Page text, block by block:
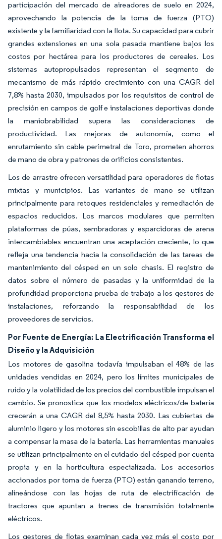
participación del mercado de aireadores de suelo en 2024,
aprovechando la potencia de la toma de fuerza (PTO)
existente y la familiaridad con la flota. Su capacidad para cubrir
grandes extensiones en una sola pasada mantiene bajos los
costos por hectárea para los productores de cereales. Los
sistemas autopropulsados representan el segmento de
mecanismo de más rápido crecimiento con una CAGR del
7,8% hasta 2030, impulsados por los requisitos de control de
precisión en campos de golf e instalaciones deportivas donde
la maniobrabilidad supera las consideraciones de
productividad. Las mejoras de autonomía, como el
enrutamiento sin cable perimetral de Toro, prometen ahorros
de mano de obra y patrones de orificios consistentes.
Los de arrastre ofrecen versatilidad para operadores de flotas
mixtas y municipios. Las variantes de mano se utilizan
principalmente para retoques residenciales y remediación de
espacios reducidos. Los marcos modulares que permiten
plataformas de púas, sembradoras y esparcidoras de arena
intercambiables encuentran una aceptación creciente, lo que
refleja una tendencia hacia la consolidación de las tareas de
mantenimiento del césped en un solo chasis. El registro de
datos sobre el número de pasadas y la uniformidad de la
profundidad proporciona prueba de trabajo a los gestores de
instalaciones, reforzando la responsabilidad de los
proveedores de servicios.
Por Fuente de Energía: La Electrificación Transforma el
Diseño y la Adquisición
Los motores de gasolina todavía impulsaban el 48% de las
unidades vendidas en 2024, pero los límites municipales de
ruido y la volatilidad de los precios del combustible impulsan el
cambio. Se pronostica que los modelos eléctricos/de batería
crecerán a una CAGR del 8,5% hasta 2030. Las cubiertas de
aluminio ligero y los motores sin escobillas de alto par ayudan
a compensar la masa de la batería. Las herramientas manuales
se utilizan principalmente en el cuidado del césped por cuenta
propia y en la horticultura especializada. Los accesorios
accionados por toma de fuerza (PTO) están ganando terreno,
alineándose con las hojas de ruta de electrificación de
tractores que apuntan a trenes de transmisión totalmente
eléctricos.
Los gestores de flotas examinan cada vez más el costo por